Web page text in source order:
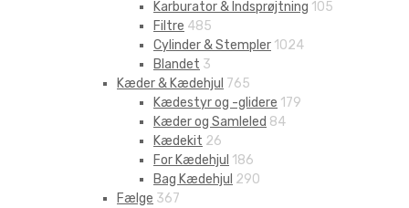
Karburator & Indsprøjtning 105
Filtre 485
Cylinder & Stempler 1024
Blandet 3
Kæder & Kædehjul 765
Kædestyr og -glidere 179
Kæder og Samleled 84
Kædekit 26
For Kædehjul 186
Bag Kædehjul 290
Fælge 367